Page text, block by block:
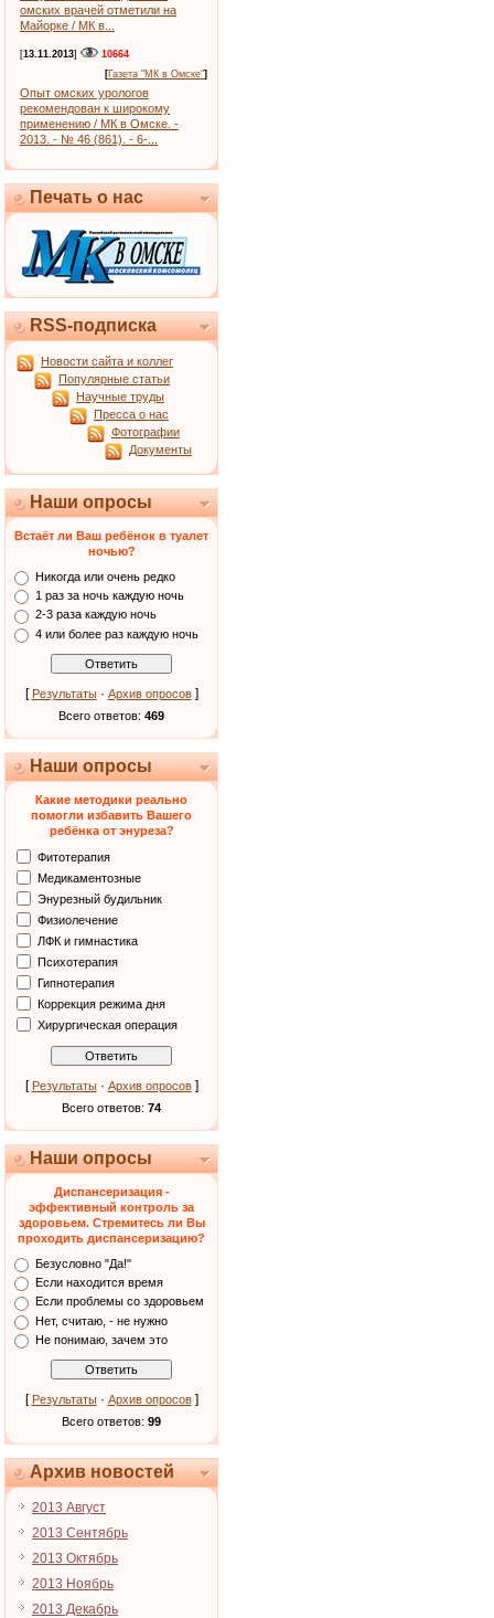
омских врачей отметили на
Майорке / МК в...
[13.11.2013]
10664
[Газета "МК в Омске"]
Опыт омских урологов
рекомендован к широкому
применению / МК в Омске. -
2013. - № 46 (861). - 6-...
Печать о нас
RSS-подписка
Новости сайта и коллег
Популярные статьи
Научные труды
Пресса о нас
Фотографии
Документы
Наши опросы
Встаёт ли Ваш ребёнок в туалет
ночью?
Никогда или очень редко
1 раз за ночь каждую ночь
2-3 раза каждую ночь
4 или более раз каждую ночь
[ Результаты· Архив опросов]
Всего ответов: 469
Наши опросы
Какие методики реально
помогли избавить Вашего
ребёнка от энуреза?
Фитотерапия
Медикаментозные
Энурезный будильник
Физиолечение
ЛФК и гимнастика
Психотерапия
Гипнотерапия
Коррекция режима дня
Хирургическая операция
[ Результаты· Архив опросов]
Всего ответов: 74
Наши опросы
Диспансеризация -
эффективный контроль за
здоровьем. Стремитесь ли Вы
проходить диспансеризацию?
Безусловно "Да!"
Если находится время
Если проблемы со здоровьем
Нет, считаю, - не нужно
Не понимаю, зачем это
[ Результаты· Архив опросов]
Всего ответов: 99
Архив новостей
2013 Август
2013 Сентябрь
2013 Октябрь
2013 Ноябрь
2013 Декабрь